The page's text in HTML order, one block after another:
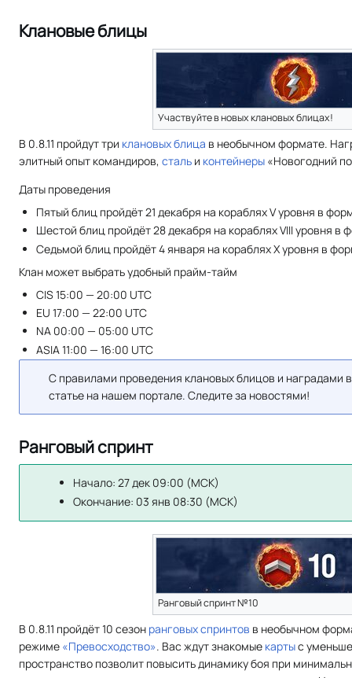
Клановые блицы
Участвуйте в новых клановых блицах!
В 0.8.11 пройдут три клановых блица в необычном формате.
элитный опыт командиров, сталь и контейнеры «Новогодний
Даты проведения
Пятый блиц пройдёт 21 декабря на кораблях V уровня в
Шестой блиц пройдёт 28 декабря на кораблях VIII уровня в
Седьмой блиц пройдёт 4 января на кораблях X уровня в
Клан может выбрать удобный прайм-тайм
CIS 15:00 — 20:00 UTC
EU 17:00 — 22:00 UTC
NA 00:00 — 05:00 UTC
ASIA 11:00 — 16:00 UTC
С правилами проведения клановых блицов и наградами
статье на нашем портале. Следите за новостями!
Ранговый спринт
Начало: 27 дек 09:00 (МСК)
Окончание: 03 янв 08:30 (МСК)
Ранговый спринт №10
В 0.8.11 пройдёт 10 сезон ранговых спринтов в необычном
режиме «Превосходство». Вас ждут знакомые картыс
пространство позволит повысить динамику боя при